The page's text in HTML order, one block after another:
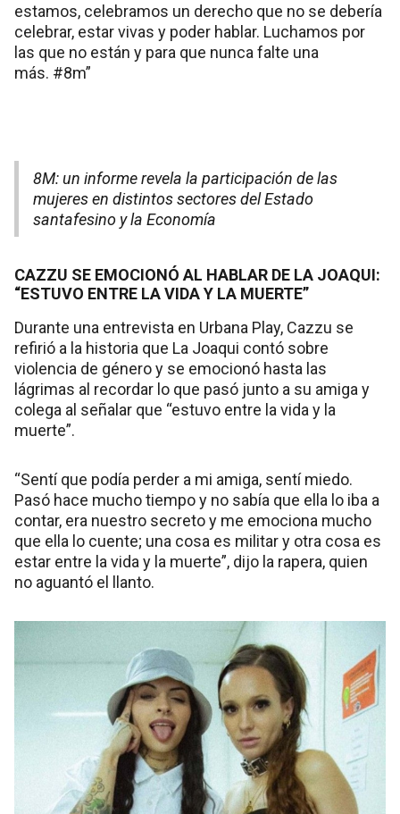
estamos, celebramos un derecho que no se debería
celebrar, estar vivas y poder hablar. Luchamos por
las que no están y para que nunca falte una
más. #8m”
8M: un informe revela la participación de las
mujeres en distintos sectores del Estado
santafesino y la Economía
CAZZU SE EMOCIONÓ AL HABLAR DE LA JOAQUI:
“ESTUVO ENTRE LA VIDA Y LA MUERTE”
Durante una entrevista en Urbana Play, Cazzu se
refirió a la historia que La Joaqui contó sobre
violencia de género y se emocionó hasta las
lágrimas al recordar lo que pasó junto a su amiga y
colega al señalar que “estuvo entre la vida y la
muerte”.
“Sentí que podía perder a mi amiga, sentí miedo.
Pasó hace mucho tiempo y no sabía que ella lo iba a
contar, era nuestro secreto y me emociona mucho
que ella lo cuente; una cosa es militar y otra cosa es
estar entre la vida y la muerte”, dijo la rapera, quien
no aguantó el llanto.